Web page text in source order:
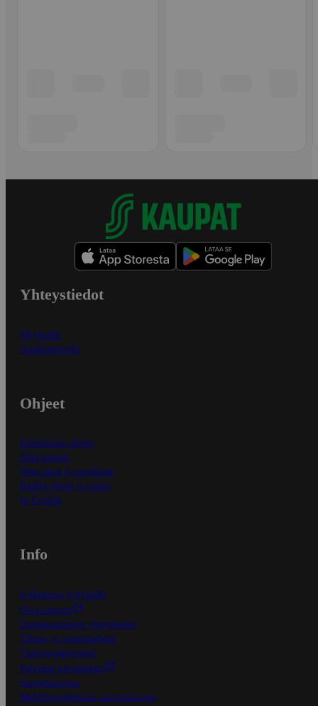
Yhteystiedot
Myymälät
Asiakaspalvelu
Ohjeet
Ensitilaajan ohjeet
Näin maksat
Näin tilaat ja muokkaat
Kaikki ohjeet ja vinkit
In English
Info
S-Business yrityksille
Oiva-raportit
Osuuskauppojen yhteystiedot
Tilaus- ja toimitusehdot
Tietosuojakäytäntö
Palvelun käyttöehdot
Saavutettavuus
Mobiilisovelluksen saavutettavuus